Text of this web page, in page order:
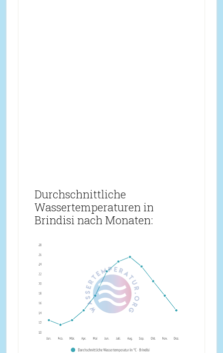
Durchschnittliche
Wassertemperaturen in
Brindisi nach Monaten: